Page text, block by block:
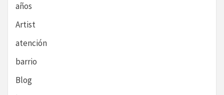
años
Artist
atención
barrio
Blog